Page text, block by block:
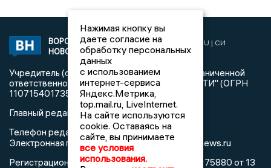
ВОРОНЕЖСКИЕ
НОВОСТИ
2019 © VORONEZHNEWS.RU | СИ
«Воронежские новости»
Учредитель (соучредители): Общество с ограниченной
ответственностью "РЕГИОНАЛЬНЫЕ НОВОСТИ" (ОГРН
1107154017354)
Главный редактор: Пирогов А.А.
Телефон редакции: +7 (473) 262 77 92
Электронная почта редакции:info@voronezhnews.ru
Регистрационный номер: серия Эл № ФС 77 - 75880 от 13
Нажимая кнопку вы
даете согласие на
обработку персональных
данных
с использованием
интернет-сервиса
Яндекс.Метрика,
top.mail.ru, LiveInternet.
На сайте используются
cookie. Оставаясь на
сайте, вы принимаете
все условия
использования.